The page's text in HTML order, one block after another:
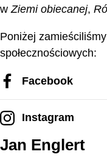
wZiemi obiecanej,
Poniżej
społecznościowych:
Facebook
Instagram
Jan Englert